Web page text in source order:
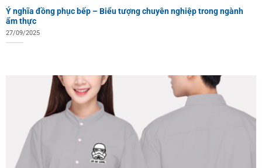
Ý nghĩa đồng phục bếp – Biểu tượng chuyên nghiệp trong ngành
ẩm thực
27/09/2025